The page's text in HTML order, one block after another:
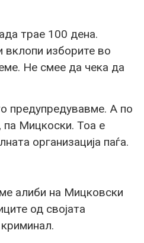
трае 100 дена.
изборите во
Не смее да чека да
предупредувавме. А по
па Мицкоски. Тоа е
организација паѓа.
алиби на Мицковски
од својата